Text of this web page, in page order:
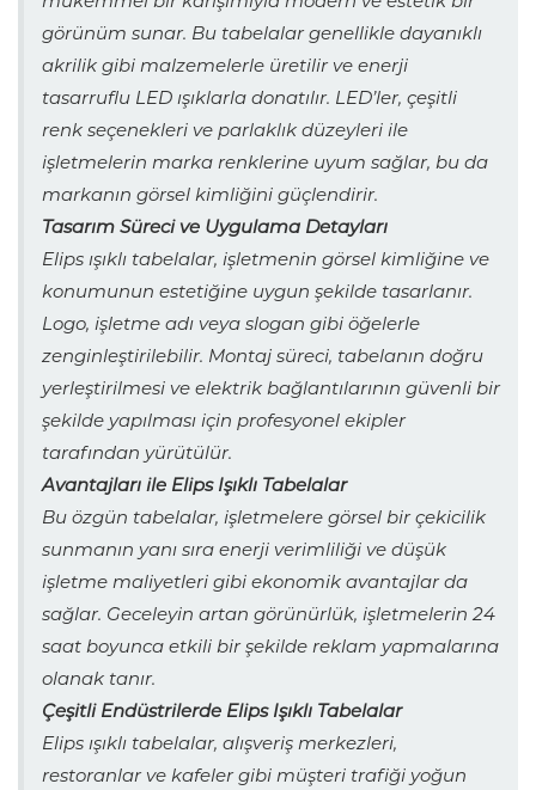
görünüm sunar. Bu tabelalar genellikle dayanıklı
akrilik gibi malzemelerle üretilir ve enerji
tasarruflu LED ışıklarla donatılır. LED’ler, çeşitli
renk seçenekleri ve parlaklık düzeyleri ile
işletmelerin marka renklerine uyum sağlar, bu da
markanın görsel kimliğini güçlendirir.
Tasarım Süreci ve Uygulama Detayları
Elips ışıklı tabelalar, işletmenin görsel kimliğine ve
konumunun estetiğine uygun şekilde tasarlanır.
Logo, işletme adı veya slogan gibi öğelerle
zenginleştirilebilir. Montaj süreci, tabelanın doğru
yerleştirilmesi ve elektrik bağlantılarının güvenli bir
şekilde yapılması için profesyonel ekipler
tarafından yürütülür.
Avantajları ile Elips Işıklı Tabelalar
Bu özgün tabelalar, işletmelere görsel bir çekicilik
sunmanın yanı sıra enerji verimliliği ve düşük
işletme maliyetleri gibi ekonomik avantajlar da
sağlar. Geceleyin artan görünürlük, işletmelerin 24
saat boyunca etkili bir şekilde reklam yapmalarına
olanak tanır.
Çeşitli Endüstrilerde Elips Işıklı Tabelalar
Elips ışıklı tabelalar, alışveriş merkezleri,
restoranlar ve kafeler gibi müşteri trafiği yoğun